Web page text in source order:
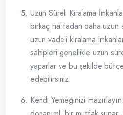
Uzun Süreli Kiralama
birkaç haftadan daha uzun
uzun vadeli kiralama
sahipleri genellikle uzun
yaparlar ve bu şekilde
edebilirsiniz.
Kendi Yemeğinizi